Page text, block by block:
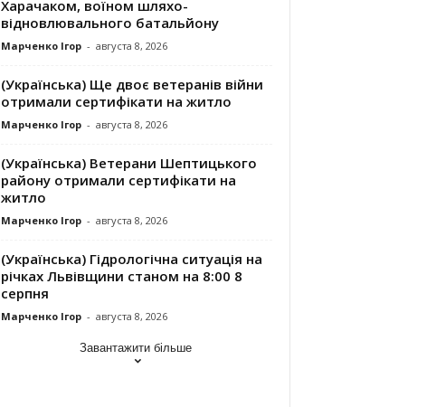
Харачаком, воїном шляхо-
відновлювального батальйону
Марченко Ігор - августа 8, 2026
(Українська) Ще двоє ветеранів війни
отримали сертифікати на житло
Марченко Ігор - августа 8, 2026
(Українська) Ветерани Шептицького
району отримали сертифікати на
житло
Марченко Ігор - августа 8, 2026
(Українська) Гідрологічна ситуація на
річках Львівщини станом на 8:00 8
серпня
Марченко Ігор - августа 8, 2026
Завантажити більше